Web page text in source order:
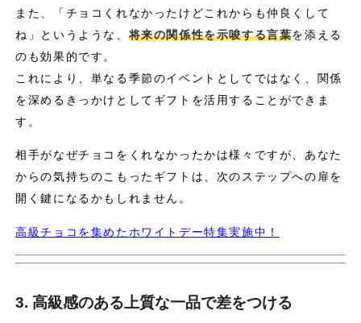
また、「チョコくれなかったけどこれからも仲良くして
ね」というような、 将来の関係性を示唆する言葉を添える
のも効果的です。
これにより、単なる季節のイベントとしてではなく、関係
を深めるきっかけとしてギフトを活用することができま
す。
相手がなぜチョコをくれなかったかは様々ですが、あなた
からの気持ちのこもったギフトは、次のステップへの扉を
開く鍵になるかもしれません。
高級チョコを集めたホワイトデー特集実施中！
3. 高級感のある上質な一品で差をつける